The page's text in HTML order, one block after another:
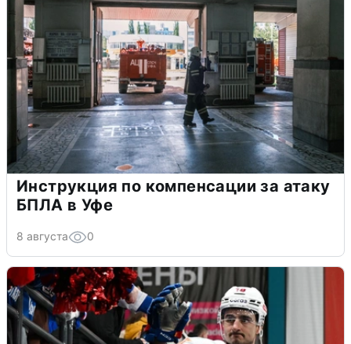
Инструкция по компенсации за атаку
БПЛА в Уфе
8 августа 0